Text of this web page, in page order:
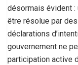
désormais évident
être résolue par
déclarations
gouvernement ne
participation active